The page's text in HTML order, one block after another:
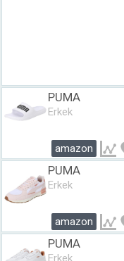
PUMA
Erkek
amazon
PUMA
Erkek
amazon
PUMA
Erkek